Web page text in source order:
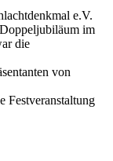
e.V.
im
die
von
Festveranstaltung